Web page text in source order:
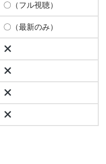
〇（フル視聴）
〇（最新のみ）